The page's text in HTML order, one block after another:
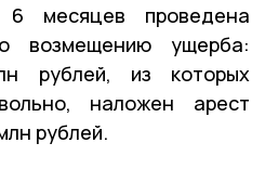
месяцев проведена
возмещению ущерба:
рублей, из которых
наложен арест
рублей.